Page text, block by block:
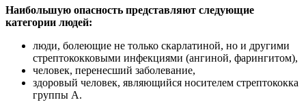
Наибольшую опасность представляют следующие
категории людей:
люди, болеющие не только скарлатиной, но и другими
стрептококковыми инфекциями (ангиной, фарингитом),
человек, перенесший заболевание,
здоровый человек, являющийся носителем стрептококка
группы А.